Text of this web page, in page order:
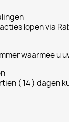
lopen via
waarmee u
( 14 ) dagen